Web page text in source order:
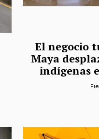
El negocio
Maya
indígenas